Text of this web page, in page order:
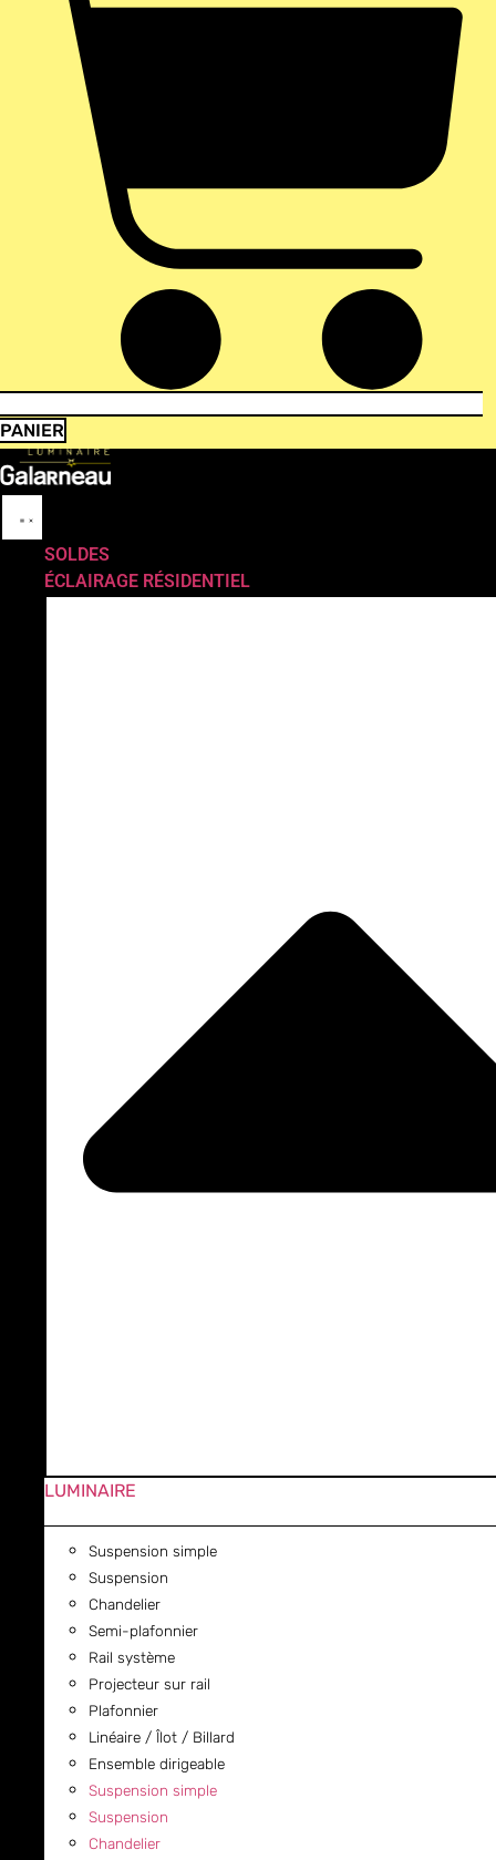
PANIER
SOLDES
ÉCLAIRAGE RÉSIDENTIEL
LUMINAIRE
Suspension simple
Suspension
Chandelier
Semi-plafonnier
Rail système
Projecteur sur rail
Plafonnier
Linéaire / Îlot / Billard
Ensemble dirigeable
Suspension simple
Suspension
Chandelier